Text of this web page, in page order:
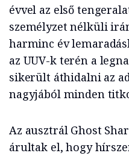
évvel az első
személyzet nélküli
harminc év
az UUV-k terén a
sikerült áthidalni az
nagyjából minden
Az ausztrál Ghost
árultak el, hogy